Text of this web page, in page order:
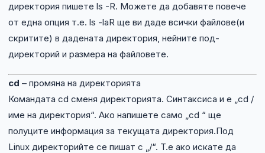
директория пишете ls -R. Можете да добавяте повече
от една опция т.е. ls -laR ще ви даде всички файлове(и
скритите) в дадената директория, нейните под-
директорий и размера на файловете.
cd – промяна на директорията
Командата cd сменя директорията. Синтаксиса и е „cd /
име на директория“. Ако напишете само „cd “ ще
полуците информация за текущата директория.Под
Linux директорийте се пишат с „/“. T.e ако искате да